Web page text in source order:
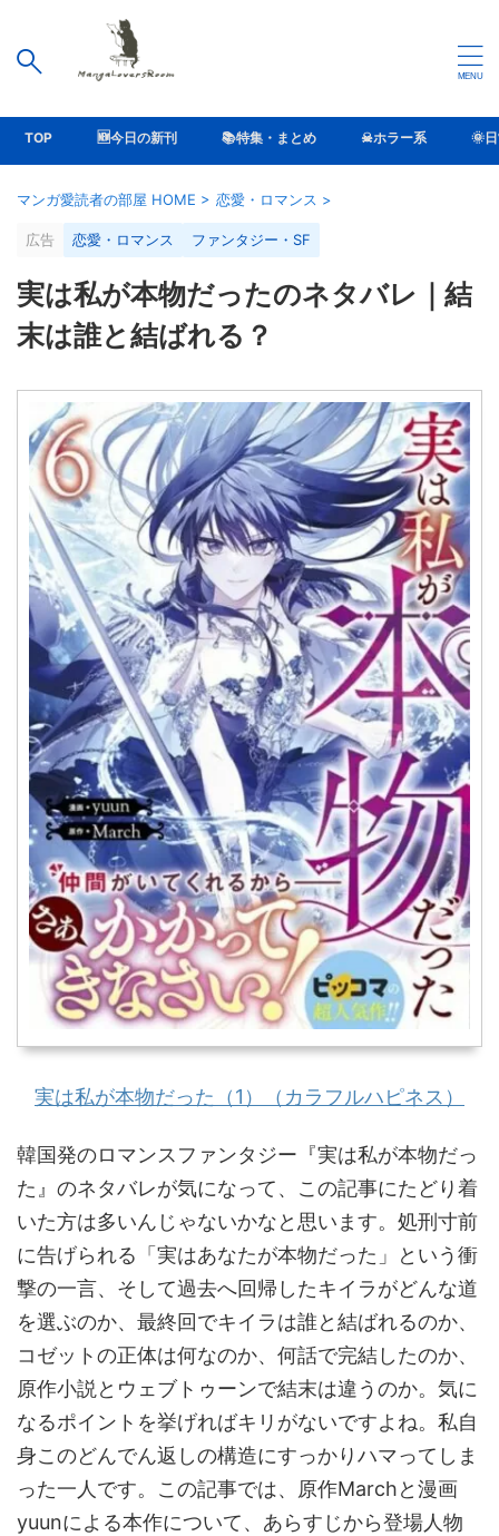
TOP 🆕今日の新刊 📚特集・まとめ ☠ホラー系 🌞
マンガ愛読者の部屋 HOME > 恋愛・ロマンス >
広告 恋愛・ロマンス ファンタジー・SF
実は私が本物だったのネタバレ｜結
末は誰と結ばれる？
実は私が本物だった（1）（カラフルハピネス）
韓国発のロマンスファンタジー『実は私が本物だっ
た』のネタバレが気になって、この記事にたどり着
いた方は多いんじゃないかなと思います。処刑寸前
に告げられる「実はあなたが本物だった」という衝
撃の一言、そして過去へ回帰したキイラがどんな道
を選ぶのか、最終回でキイラは誰と結ばれるのか、
コゼットの正体は何なのか、何話で完結したのか、
原作小説とウェブトゥーンで結末は違うのか。気に
なるポイントを挙げればキリがないですよね。私自
身このどんでん返しの構造にすっかりハマってしま
った一人です。この記事では、原作Marchと漫画
yuunによる本作について、あらすじから登場人物